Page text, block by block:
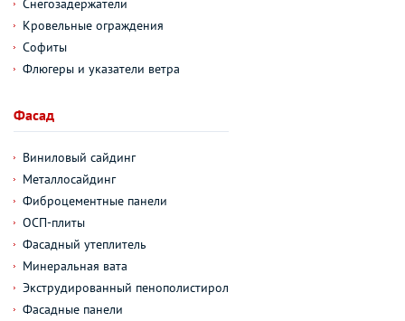
Снегозадержатели
Кровельные ограждения
Софиты
Флюгеры и указатели ветра
Фасад
Виниловый сайдинг
Металлосайдинг
Фиброцементные панели
ОСП-плиты
Фасадный утеплитель
Минеральная вата
Экструдированный пенополистирол
Фасадные панели